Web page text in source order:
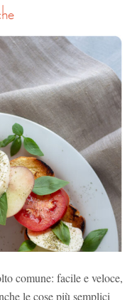
comune: facile e veloce,
le cose più semplici